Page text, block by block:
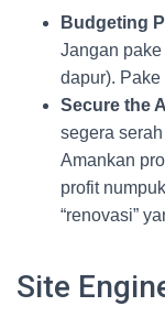
Budgeting
Jangan
dapur). Pake
Secure the
segera
Amankan
profit
“renovasi”
Site